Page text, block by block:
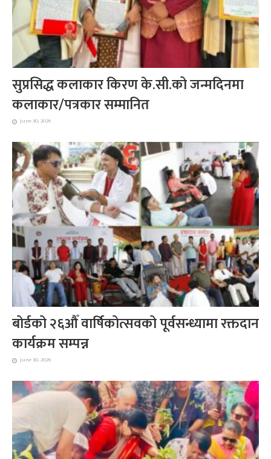
सुप्रसिद्ध कलाकार किरण के.सी.को जन्मदिनमा
कलाकार/पत्रकार सम्मानित
June 30, 2026
बोर्डको २६औँ वार्षिकोत्सवको पूर्वसन्ध्यामा रक्तदान
कार्यक्रम सम्पन्न
June 30, 2026